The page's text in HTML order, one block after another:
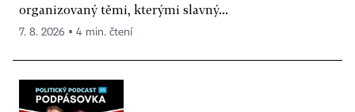
organizovaný těmi, kterými slavný...
7. 8. 2026 ▪ 4 min. čtení